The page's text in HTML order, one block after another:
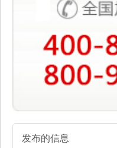
发布的信息